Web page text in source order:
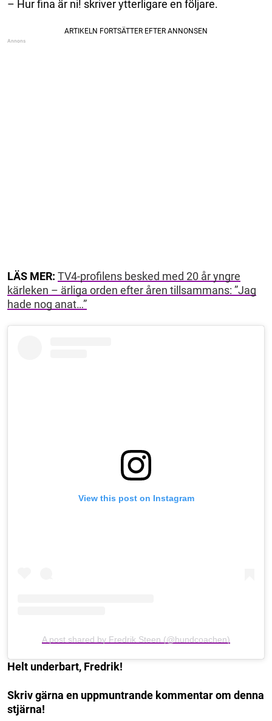
– Hur fina är ni! skriver ytterligare en följare.
LÄS MER: TV4-profilens besked med 20 år yngre
kärleken – ärliga orden efter åren tillsammans: ”Jag
hade nog anat…”
View this post on Instagram
A post shared by Fredrik Steen (@hundcoachen)
Helt underbart, Fredrik!
Skriv gärna en uppmuntrande kommentar om denna
stjärna!